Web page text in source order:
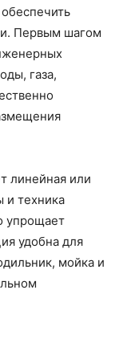
Первым шагом
газа,
линейная или
и техника
упрощает
удобна для
мойка и